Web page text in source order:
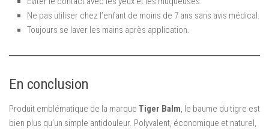
Ne pas utiliser chez l’enfant de moins de 7 ans sans avis médical.
Toujours se laver les mains après application.
En conclusion
Produit emblématique de la marque Tiger Balm, le baume du tigre est
bien plus qu’un simple antidouleur. Polyvalent, économique et naturel,